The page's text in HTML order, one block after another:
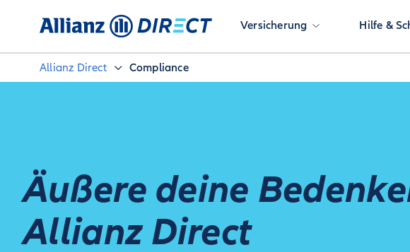
Versicherung Hilfe &
Allianz Direct Compliance
Äußere deine
Allianz Direct